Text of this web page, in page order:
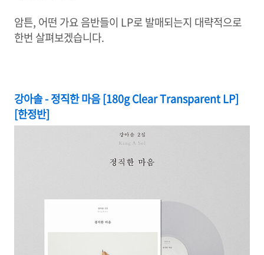
암튼, 어떤 가요 음반들이 LP로 발매되는지 대략적으로
한번 살펴보겠습니다.
강아솔 - 정직한 마음 [180g Clear Transparent LP]
[한정반]